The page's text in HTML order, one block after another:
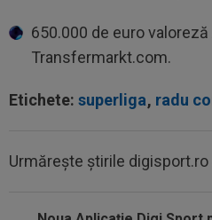
650.000 de euro
Transfermarkt.com.
Etichete: superliga, radu
Urmărește știrile digisport.ro